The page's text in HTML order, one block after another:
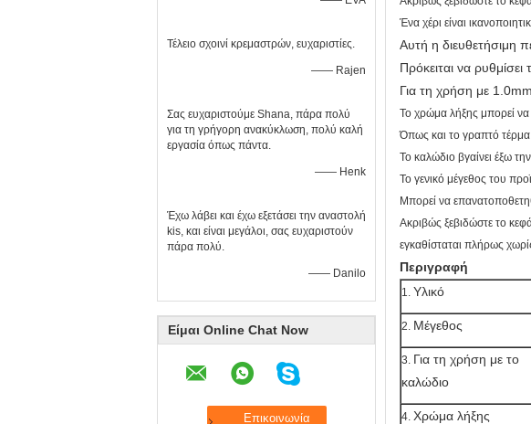
Τέλειο σχοινί κρεμαστρών, ευχαριστίες.
—— Rajen
Σας ευχαριστούμε Shana, πάρα πολύ
για τη γρήγορη ανακύκλωση, πολύ καλή
εργασία όπως πάντα.
—— Henk
Έχω λάβει και έχω εξετάσει την αναστολή
kis, και είναι μεγάλοι, σας ευχαριστούν
πάρα πολύ.
—— Danilo
Είμαι Online Chat Now
Ένα χέρι είναι
Αυτή η διευθετήσιμη
Πρόκειται να
Για τη χρήση με
Το χρώμα λήξης μπορεί να
Όπως και το γραπτό τέρμα
Το καλώδιο βγαίνει έξω
Το γενικό μέγεθος του
Μπορεί να
Ακριβώς ξεβιδώστε το
εγκαθίσταται πλήρως
Περιγραφή
1. Υλικό
2. Μέγεθος
3. Για τη χρήση με το
καλώδιο
4. Χρώμα λήξης